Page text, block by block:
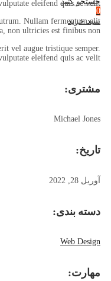
0
سبد خرید
eleifend quis ac velit.
Nullam fermentum elit
non ultricies est finibus non.
vel augue tristique semper.
eleifend quis ac velit.
مشتری:
Michael Jones
تاریخ:
آوریل 28, 2022
دسته بندی:
Web Design
مهارت: